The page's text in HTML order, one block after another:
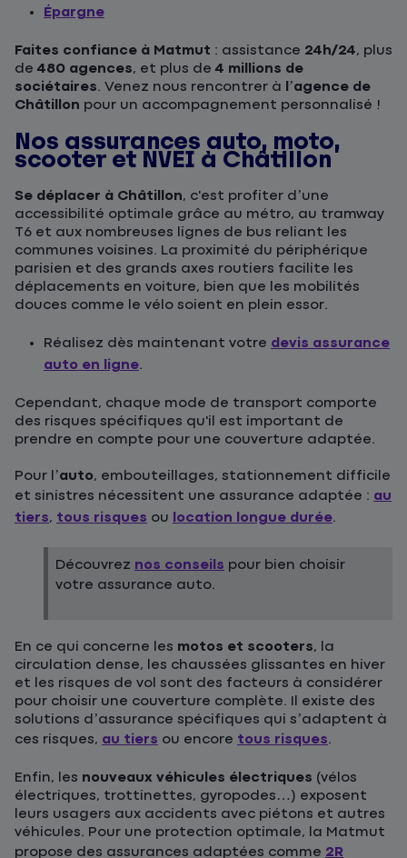
Épargne
Faites confiance à Matmut : assistance 24h/24, plus
de 480 agences, et plus de 4 millions de
sociétaires. Venez nous rencontrer à l’agence de
Châtillon pour un accompagnement personnalisé !
Nos assurances auto, moto,
scooter et NVEI à Châtillon
Se déplacer à Châtillon, c'est profiter d’une
accessibilité optimale grâce au métro, au tramway
T6 et aux nombreuses lignes de bus reliant les
communes voisines. La proximité du périphérique
parisien et des grands axes routiers facilite les
déplacements en voiture, bien que les mobilités
douces comme le vélo soient en plein essor.
Réalisez dès maintenant votre devis assurance
auto en ligne.
Cependant, chaque mode de transport comporte
des risques spécifiques qu'il est important de
prendre en compte pour une couverture adaptée.
Pour l’auto, embouteillages, stationnement difficile
et sinistres nécessitent une assurance adaptée : au
tiers, tous risques ou location longue durée.
Découvrez nos conseils pour bien choisir
votre assurance auto.
En ce qui concerne les motos et scooters, la
circulation dense, les chaussées glissantes en hiver
et les risques de vol sont des facteurs à considérer
pour choisir une couverture complète. Il existe des
solutions d’assurance spécifiques qui s’adaptent à
ces risques, au tiers ou encore tous risques.
Enfin, les nouveaux véhicules électriques (vélos
électriques, trottinettes, gyropodes…) exposent
leurs usagers aux accidents avec piétons et autres
véhicules. Pour une protection optimale, la Matmut
propose des assurances adaptées comme 2R